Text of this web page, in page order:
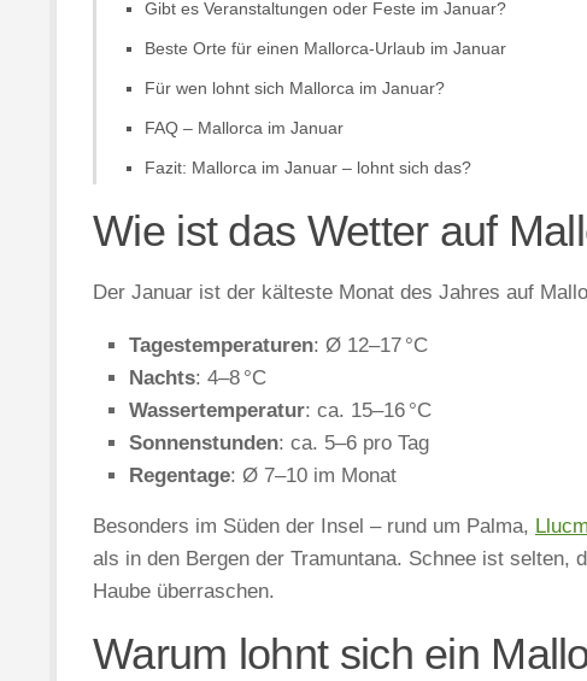
Gibt es Veranstaltungen oder Feste im Januar?
Beste Orte für einen Mallorca-Urlaub im Januar
Für wen lohnt sich Mallorca im Januar?
FAQ – Mallorca im Januar
Fazit: Mallorca im Januar – lohnt sich das?
Wie ist das Wetter auf
Der Januar ist der kälteste Monat des Jahres auf
Tagestemperaturen: Ø 12–17 °C
Nachts: 4–8 °C
Wassertemperatur: ca. 15–16 °C
Sonnenstunden: ca. 5–6 pro Tag
Regentage: Ø 7–10 im Monat
Besonders im Süden der Insel – rund um Palma,
als in den Bergen der Tramuntana. Schnee ist selten,
Haube überraschen.
Warum lohnt sich ein